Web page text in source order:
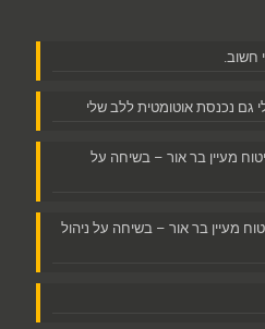
חשוב.
נכנסת אוטומטית ללב שלי
מעיין בר אור – בשיחה על
מעיין בר אור – בשיחה על ניהול